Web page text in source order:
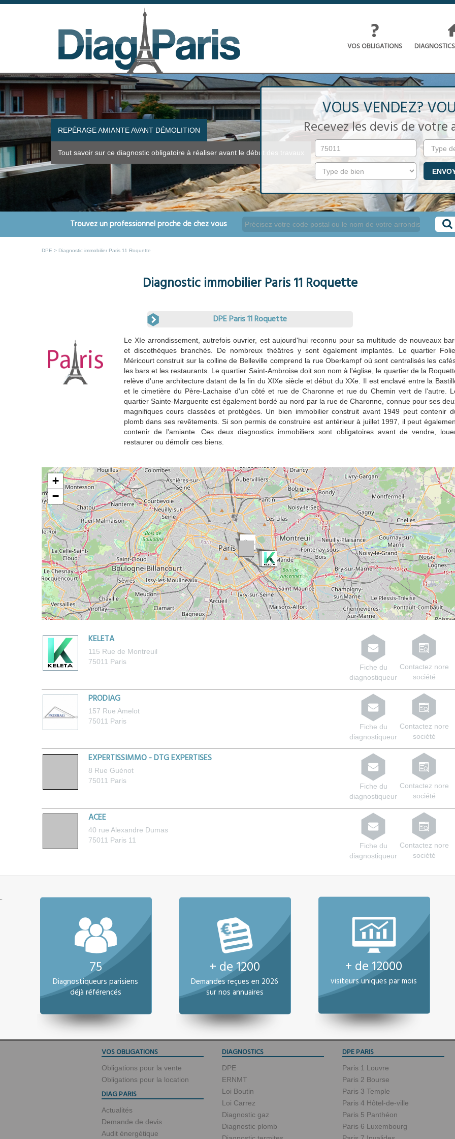
VOS OBLIGATIONS
VOUS VENDEZ?
Recevez les devis de votre
REPÉRAGE AMIANTE AVANT DÉMOLITION
Tout savoir sur ce diagnostic obligatoire à réaliser avant le début des travaux
Trouvez un professionnel proche de chez vous
DPE > Diagnostic immobilier Paris 11 Roquette
Diagnostic immobilier Paris 11 Roquette
DPE Paris 11 Roquette
Le XIe arrondissement, autrefois ouvrier, est aujourd'hui reconnu pour sa multitude de nouveaux
et discothèques branchés. De nombreux théâtres y sont également implantés. Le quartier
Méricourt construit sur la colline de Belleville comprend la rue Oberkampf où sont centralisés les
les bars et les restaurants. Le quartier Saint-Ambroise doit son nom à l'église, le quartier de la
relève d'une architecture datant de la fin du XIXe siècle et début du XXe. Il est enclavé entre la
et le cimetière du Père-Lachaise d'un côté et rue de Charonne et rue du Chemin vert de l'autre.
quartier Sainte-Marguerite est également bordé au nord par la rue de Charonne, connue pour ses
magnifiques cours classées et protégées. Un bien immobilier construit avant 1949 peut contenir
plomb dans ses revêtements. Si son permis de construire est antérieur à juillet 1997, il peut
contenir de l'amiante. Ces deux diagnostics immobiliers sont obligatoires avant de vendre,
restaurer ou démolir ces biens.
+
−
KELETA
115 Rue de Montreuil
75011 Paris
Contactez nore
société
Fiche du
diagnostiqueur
PRODIAG
157 Rue Amelot
75011 Paris
Contactez nore
société
Fiche du
diagnostiqueur
EXPERTISSIMMO - DTG EXPERTISES
8 Rue Guénot
75011 Paris
Contactez nore
société
Fiche du
diagnostiqueur
ACEE
40 rue Alexandre Dumas
75011 Paris 11
Contactez nore
société
Fiche du
diagnostiqueur
¨
75
Diagnostiqueurs parisiens
déjà référencés
+ de 1200
Demandes reçues en 2026
sur nos annuaires
+ de 12000
visiteurs uniques par mois
VOS OBLIGATIONS
Obligations pour la vente
Obligations pour la location
DIAG PARIS
Actualités
Demande de devis
Audit énergétique
DIAGNOSTICS
DPE
ERNMT
Loi Boutin
Loi Carrez
Diagnostic gaz
Diagnostic plomb
DPE PARIS
Paris 1 Louvre
Paris 2 Bourse
Paris 3 Temple
Paris 4 Hôtel-de-ville
Paris 5 Panthéon
Paris 6 Luxembourg